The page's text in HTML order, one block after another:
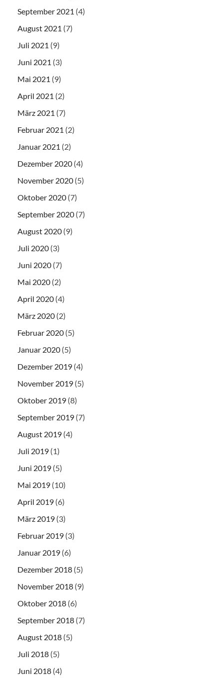
September 2021 (4)
August 2021 (7)
Juli 2021 (9)
Juni 2021 (3)
Mai 2021 (9)
April 2021 (2)
März 2021 (7)
Februar 2021 (2)
Januar 2021 (2)
Dezember 2020 (4)
November 2020 (5)
Oktober 2020 (7)
September 2020 (7)
August 2020 (9)
Juli 2020 (3)
Juni 2020 (7)
Mai 2020 (2)
April 2020 (4)
März 2020 (2)
Februar 2020 (5)
Januar 2020 (5)
Dezember 2019 (4)
November 2019 (5)
Oktober 2019 (8)
September 2019 (7)
August 2019 (4)
Juli 2019 (1)
Juni 2019 (5)
Mai 2019 (10)
April 2019 (6)
März 2019 (3)
Februar 2019 (3)
Januar 2019 (6)
Dezember 2018 (5)
November 2018 (9)
Oktober 2018 (6)
September 2018 (7)
August 2018 (5)
Juli 2018 (5)
Juni 2018 (4)